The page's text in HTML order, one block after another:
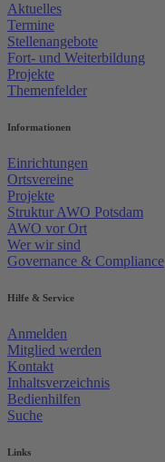
Aktuelles
Termine
Stellenangebote
Fort- und Weiterbildung
Projekte
Themenfelder
Informationen
Einrichtungen
Ortsvereine
Projekte
Struktur AWO Potsdam
AWO vor Ort
Wer wir sind
Governance & Compliance
Hilfe & Service
Anmelden
Mitglied werden
Kontakt
Inhaltsverzeichnis
Bedienhilfen
Suche
Links